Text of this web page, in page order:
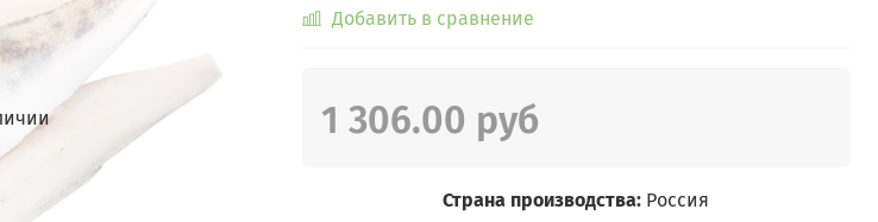
Добавить в сравнение
1 306.00 руб
Страна производства: Россия